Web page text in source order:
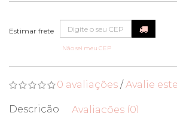
Não sei meu CEP
0 avaliações /Avalie
Descrição Avaliações (0)